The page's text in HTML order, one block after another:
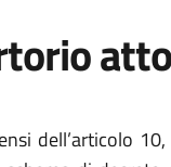
dell’articolo